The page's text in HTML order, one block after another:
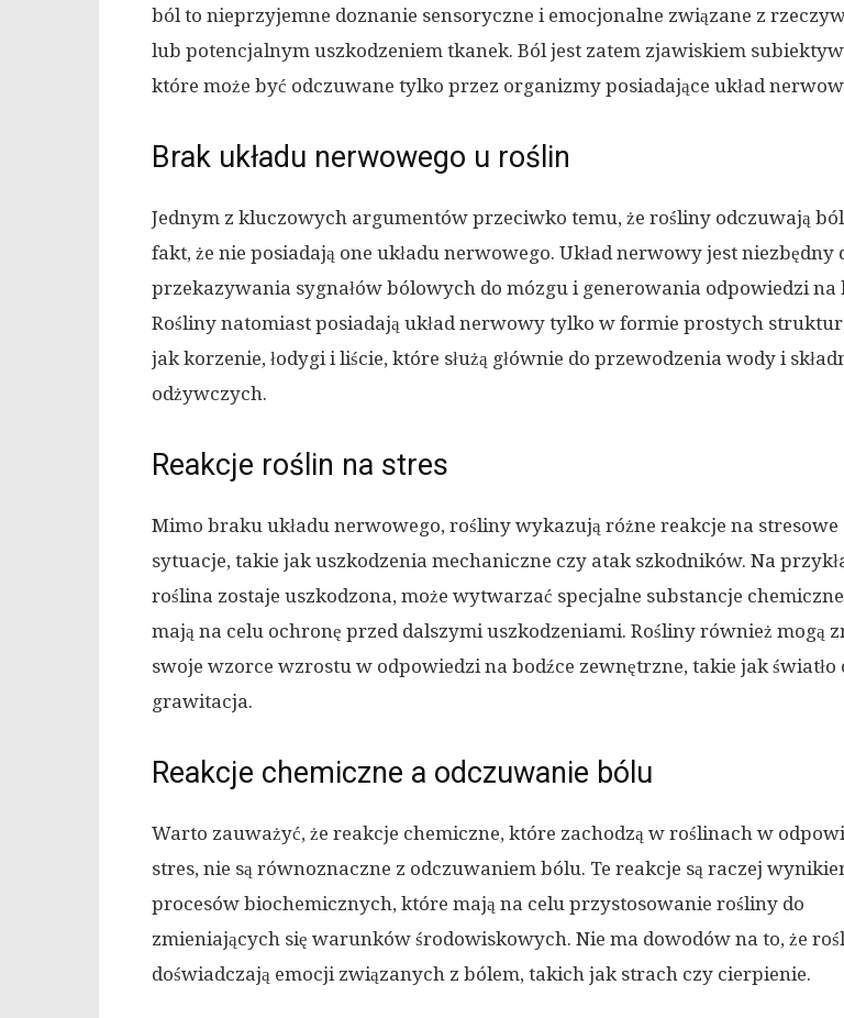
ból to nieprzyjemne doznanie sensoryczne i emocjonalne związane z
lub potencjalnym uszkodzeniem tkanek. Ból jest zatem zjawiskiem
które może być odczuwane tylko przez organizmy posiadające układ
Brak układu nerwowego u roślin
Jednym z kluczowych argumentów przeciwko temu, że rośliny odczuwają
fakt, że nie posiadają one układu nerwowego. Układ nerwowy jest niezbędny
przekazywania sygnałów bólowych do mózgu i generowania odpowiedzi na
Rośliny natomiast posiadają układ nerwowy tylko w formie prostych
jak korzenie, łodygi i liście, które służą głównie do przewodzenia wody i
odżywczych.
Reakcje roślin na stres
Mimo braku układu nerwowego, rośliny wykazują różne reakcje na stresowe
sytuacje, takie jak uszkodzenia mechaniczne czy atak szkodników. Na
roślina zostaje uszkodzona, może wytwarzać specjalne substancje
mają na celu ochronę przed dalszymi uszkodzeniami. Rośliny również mogą
swoje wzorce wzrostu w odpowiedzi na bodźce zewnętrzne, takie jak światło
grawitacja.
Reakcje chemiczne a odczuwanie bólu
Warto zauważyć, że reakcje chemiczne, które zachodzą w roślinach w
stres, nie są równoznaczne z odczuwaniem bólu. Te reakcje są raczej
procesów biochemicznych, które mają na celu przystosowanie rośliny do
zmieniających się warunków środowiskowych. Nie ma dowodów na to, że
doświadczają emocji związanych z bólem, takich jak strach czy cierpienie.